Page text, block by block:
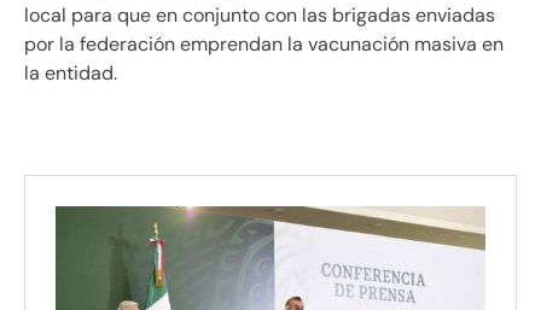
local para que en conjunto con las brigadas enviadas
por la federación emprendan la vacunación masiva en
la entidad.